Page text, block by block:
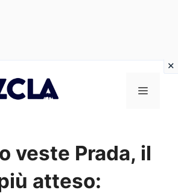
Menu
veste Prada, il
atteso: